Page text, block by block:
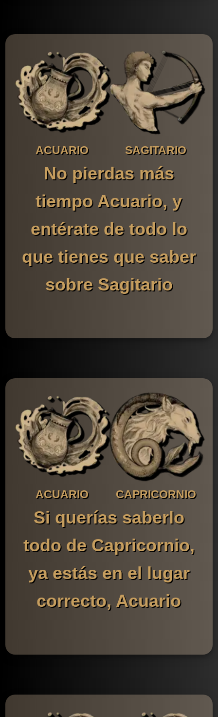
ACUARIO SAGITARIO
No pierdas más
tiempo Acuario, y
entérate de todo lo
que tienes que saber
sobre Sagitario
ACUARIO CAPRICORNIO
Si querías saberlo
todo de Capricornio,
ya estás en el lugar
correcto, Acuario